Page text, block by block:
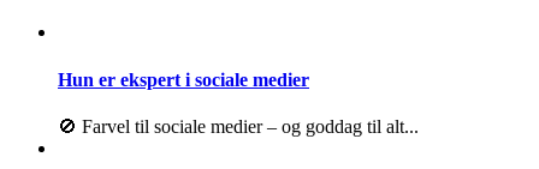
Hun er ekspert i sociale medier
🚫 Farvel til sociale medier – og goddag til alt...